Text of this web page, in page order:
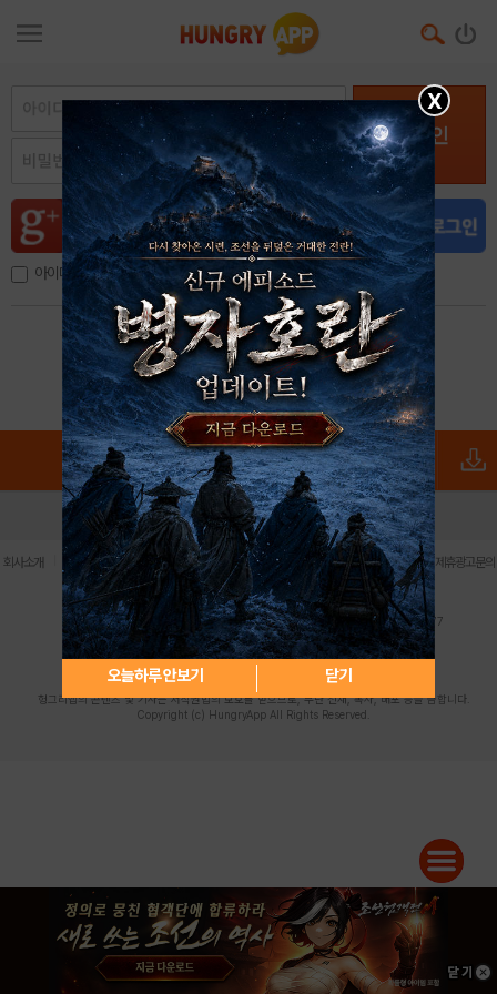
로그인
아이디, 이메일 저장
아이디 / 비밀번호 찾기 회원가입
X
오늘하루 안보기 닫기
로그인 PC버전 전체앱
회사소개 이용약관 | 개인정보 처리방침 | 청소년 보호정책 | 불법촬영물 신고센터 | 제휴광고문의
사업자등록번호:119-86-61101 (주)스마트나우 대표이사:송현두
주소: 서울시 금천구 가산디지털1로 171 연락처:063-284-8635 팩스:02-6265-0377
청소년보호책임자:김동욱desk@hungryapp.co.kr
등록번호:서울아02322 | 등록일자:2016년4월25일
발행인:(주)스마트나우 송현두 | 편집인:김동욱
헝그리앱의 콘텐츠 및 기사는 저작권법의 보호를 받으므로, 무단 전재, 복사, 배포 등을 금합니다.
Copyright (c) HungryApp All Rights Reserved.